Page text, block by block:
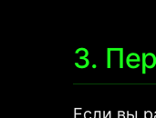
3.
Если вы